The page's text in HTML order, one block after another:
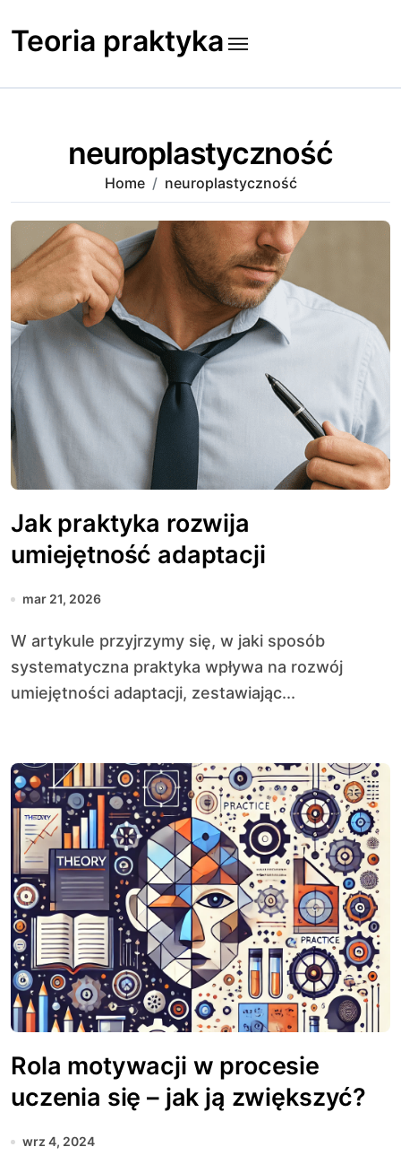
to
content
Teoria praktyka
neuroplastyczność
Home neuroplastyczność
Jak praktyka rozwija
umiejętność adaptacji
mar 21, 2026
W artykule przyjrzymy się, w jaki sposób
systematyczna praktyka wpływa na rozwój
umiejętności adaptacji, zestawiając...
Rola motywacji w procesie
uczenia się – jak ją zwiększyć?
wrz 4, 2024